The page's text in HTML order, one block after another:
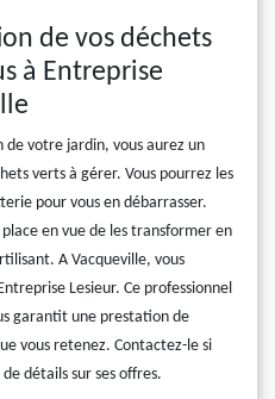
de vos déchets
à Entreprise
de votre jardin, vous aurez un
verts à gérer. Vous pourrez les
pour vous en débarrasser.
en vue de les transformer en
A Vacqueville, vous
Lesieur. Ce professionnel
garantit une prestation de
vous retenez. Contactez-le si
détails sur ses offres.